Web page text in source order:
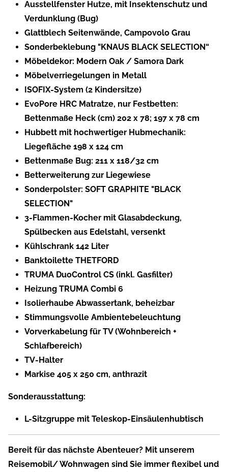
Ausstellfenster Hutze, mit Insektenschutz und
Verdunklung (Bug)
Glattblech Seitenwände, Campovolo Grau
Sonderbeklebung "KNAUS BLACK SELECTION“
Möbeldekor: Modern Oak / Samora Dark
Möbelverriegelungen in Metall
ISOFIX-System (2 Kindersitze)
EvoPore HRC Matratze, nur Festbetten:
Bettenmaße Heck (cm) 202 x 78; 197 x 78 cm
Hubbett mit hochwertiger Hubmechanik:
Liegefläche 198 x 124 cm
Bettenmaße Bug: 211 x 118/32 cm
Betterweiterung zur Liegewiese
Sonderpolster: SOFT GRAPHITE "BLACK
SELECTION"
3-Flammen-Kocher mit Glasabdeckung,
Spülbecken aus Edelstahl, versenkt
Kühlschrank 142 Liter
Banktoilette THETFORD
TRUMA DuoControl CS (inkl. Gasfilter)
Heizung TRUMA Combi 6
Isolierhaube Abwassertank, beheizbar
Stimmungsvolle Ambientebeleuchtung
Vorverkabelung für TV (Wohnbereich +
Schlafbereich)
TV-Halter
Markise 405 x 250 cm, anthrazit
Sonderausstattung:
L-Sitzgruppe mit Teleskop-Einsäulenhubtisch
Bereit für das nächste Abenteuer? Mit unserem
Reisemobil/ Wohnwagen sind Sie immer flexibel und